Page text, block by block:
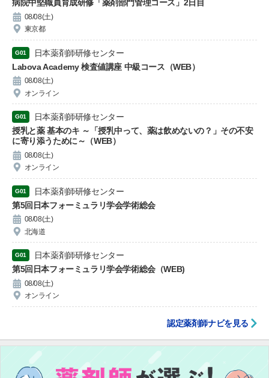
病院中堅職員育成研修「薬剤部門管理コース」2日目
08/08(土)
東京都
G01
日本薬剤師研修センター
Labova Academy 検査値講座 中級コース（WEB）
08/08(土)
オンライン
G01
日本薬剤師研修センター
授乳と薬 基本のキ ～「授乳中って、薬は飲めないの？」その不安
に寄り添うために～（WEB）
08/08(土)
オンライン
G01
日本薬剤師研修センター
第5回日本フォーミュラリ学会学術総会
08/08(土)
北海道
G01
日本薬剤師研修センター
第5回日本フォーミュラリ学会学術総会（WEB)
08/08(土)
オンライン
認定薬剤師ナビを見る